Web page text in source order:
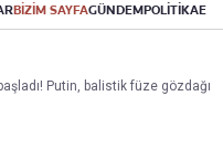
BİZİM SAYFAGÜNDEMPOLİTİKA
Putin, balistik füze gözdağı